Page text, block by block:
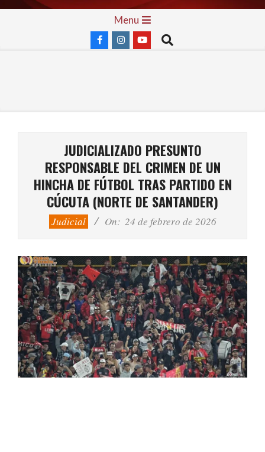
Skip
Menu
Search
JUDICIALIZADO PRESUNTO
RESPONSABLE DEL CRIMEN DE UN
HINCHA DE FÚTBOL TRAS PARTIDO EN
CÚCUTA (NORTE DE SANTANDER)
Judicial On: 24 de febrero de 2026